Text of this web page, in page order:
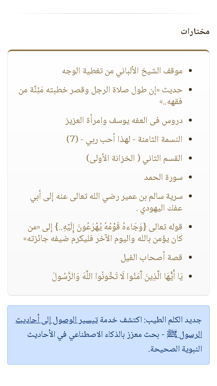
مختارات
موقف الشيخ الألباني من تغطية الوجه
حديث «إن طول صلاة الرجل وقصر خطبته مَئِنَّة من
فقهه..»
دروس فى العفه يوسف وامرأة العزيز
النسمة الثامنة - لهذا أحب ربي - (7)
القسم الثاني ( الخزانة الأولى)
سورة الحمد
سرية سالم بن عمير رضي الله تعالى عنه إلى أبي
عفك اليهودي .
قوله تعالى {وَجَاءهُ قَوْمُهُ يُهْرَعُونَ إِلَيْهِ..} إلى «من
كان يؤمن بالله واليوم الآخر فليكرم ضيفه جائزته»
قصة أصحاب الفيل
يَا أَيُّهَا الَّذِينَ آَمَنُوا لَا تَخُونُوا اللَّهَ وَالرَّسُولَ
جديد الكلم الطيب:اكتشف خدمةتيسير الوصول إلى أحاديث
الرسول ﷺ - بحث معزز بالذكاء الاصطناعي في الأحاديث
النبوية الصحيحة.